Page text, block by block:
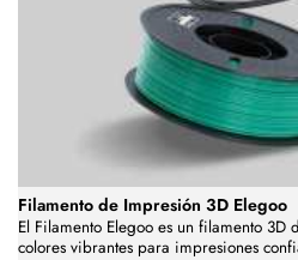
Filamento de Impresión 3D Elegoo
El Filamento Elegoo es un filamento
colores vibrantes para impresiones